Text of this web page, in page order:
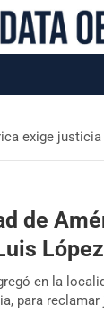
exige
de
López
en la
para